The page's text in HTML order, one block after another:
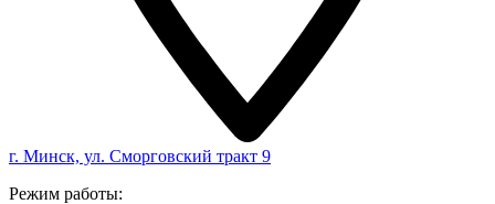
г. Минск, ул. Сморговский тракт 9
Режим работы: